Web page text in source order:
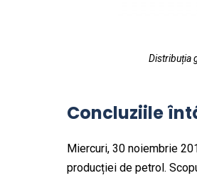
Distribuția
Concluziile
Miercuri, 30 noiembrie
producției de petrol.